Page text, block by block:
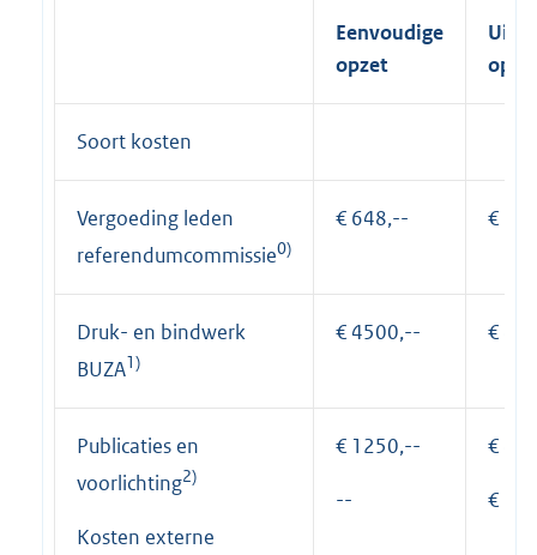
Eenvoudige
opzet
Soort kosten
Vergoeding leden
referendumcommissie0)
€ 648,-- €
Druk- en bindwerk
BUZA1)
€ 4500,-- €
Publicaties en
voorlichting2)
Kosten externe
€ 1250,--
--
€
€